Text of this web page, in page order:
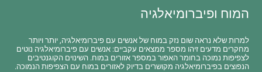
המוח ופיברומיאלגיה
למרות שלא נראה שום נזק במוח של אנשים עם פיברומיאלגיה, יותר ויותר
מחקרים מדעים זיהו מספר ממצאים עקביים: אנשים עם פיברומיאלגיה נוטים
לצפיפות נמוכה בחומר האפור במספר אזורים במוח. השינוים הקוגנטיבים
הנפוצים בפיברומיאלגיה מקושרים בדיוק לאזורים במוח עם הצפיפות הנמוכה.